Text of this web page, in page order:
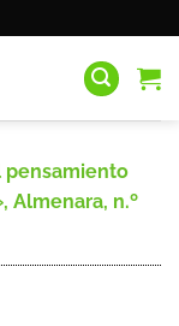
pensamiento
Almenara, n.º